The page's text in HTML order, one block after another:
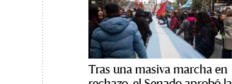
Tras una masiva marcha en